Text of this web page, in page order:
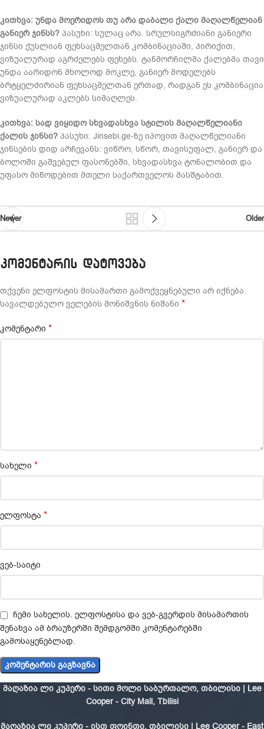
კითხვა: უნდა მოერიდოს თუ არა დაბალი ქალი მაღალწელიან
განიერ ჯინსს? პასუხი: სულაც არა. სრულსიგრძიანი განიერი
ჯინსი ქუსლიან ფეხსაცმელთან კომბინაციაში, პირიქით,
ვიზუალურად აგრძელებს ფეხებს. ტანმორჩილმა ქალებმა თავი
უნდა აარიდონ მხოლოდ მოკლე, განიერ მოდელებს
ბრტყელძირიან ფეხსაცმელთან ერთად, რადგან ეს კომბინაცია
ვიზუალურად აკლებს სიმაღლეს.
კითხვა: სად ვიყიდო სხვადასხვა სტილის მაღალწელიანი
ქალის ჯინსი? პასუხი: Jinsebi.ge-ზე იპოვით მაღალწელიანი
ჯინსების დიდ არჩევანს: ვიწრო, სწორ, თავისუფალ, განიერ და
ბოლოში გაშვებულ ფასონებში, სხვადასხვა ტონალობით და
უფასო მიწოდებით მთელი საქართველოს მასშტაბით.
Newer Older
ᲙᲝᲛᲔᲜᲢᲐᲠᲘᲡ ᲓᲐᲢᲝᲕᲔᲑᲐ
თქვენი ელფოსტის მისამართი გამოქვეყნებული არ იქნება.
სავალდებულო ველების მონიშვნის ნიშანი *
კომენტარი *
სახელი *
ელფოსტა *
ვებ-საიტი
ჩემი სახელის. ელფოსტისა და ვებ-გვერდის მისამართის
შენახვა ამ ბრაუზერში შემდგომში კომენტარებში
გამოსაყენებლად.
მაღაზია ლი კუპერი - სითი მოლი საბურთალო, თბილისი | Lee
Cooper - City Mall, Tbilisi
მაღაზია ლი კუპერი - ისთ ფოინთი, თბილისი | Lee Cooper - East